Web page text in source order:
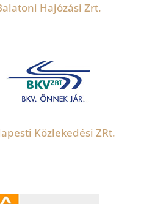
Hajózási Zrt.
Közlekedési ZRt.